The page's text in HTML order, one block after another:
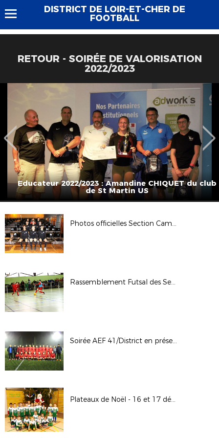
DISTRICT DE LOIR-ET-CHER DE
FOOTBALL
RETOUR - SOIRÉE DE VALORISATION
2022/2023
Educateur 2022/2023 : Amandine CHIQUET du club
de St Martin US
Photos officielles Section Camille Claudel de Blois
Rassemblement Futsal des Sections Sportives Locales - 20 décembre 2017
Soirée AEF 41/District en présence de Sonia BOMPASTOR et Camille ABILY - 21 décembre 2017
Plateaux de Noël - 16 et 17 décembre 2017